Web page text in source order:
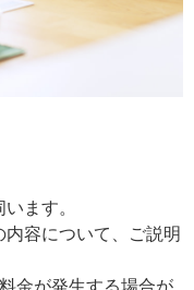
ます。
容について、ご説明